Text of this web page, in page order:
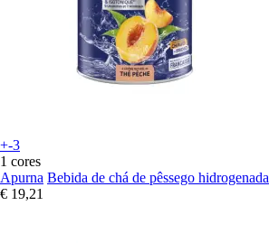
+-3
1 cores
Apurna Bebida de chá de pêssego hidrogenada
€ 19,21